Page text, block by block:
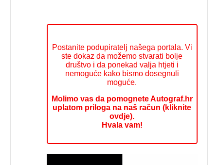
Postanite podupiratelj našega portala. Vi
ste dokaz da možemo stvarati bolje
društvo i da ponekad valja htjeti i
nemoguće kako bismo dosegnuli
moguće.
Molimo vas da pomognete Autograf.hr
uplatom priloga na naš račun (kliknite
ovdje).
Hvala vam!